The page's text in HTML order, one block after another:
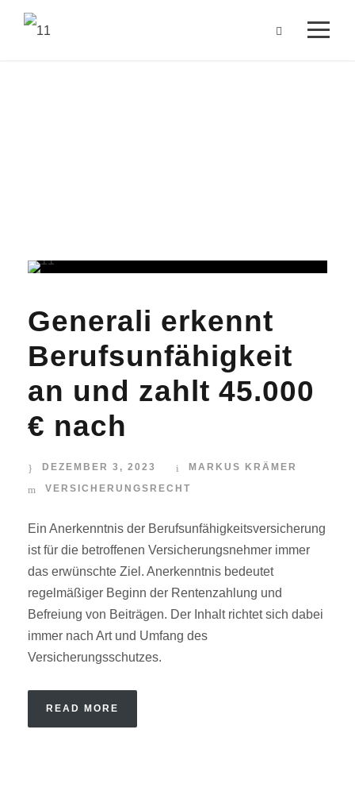
Generali erkennt
Berufsunfähigkeit
an und zahlt 45.000
€ nach
DEZEMBER 3, 2023
MARKUS KRÄMER
VERSICHERUNGSRECHT
Ein Anerkenntnis der Berufsunfähigkeitsversicherung
ist für die betroffenen Versicherungsnehmer immer
das erwünschte Ziel. Anerkenntnis bedeutet
regelmäßiger Beginn der Rentenzahlung und
Befreiung von Beiträgen. Der Inhalt richtet sich dabei
immer nach Art und Umfang des
Versicherungsschutzes.
READ MORE